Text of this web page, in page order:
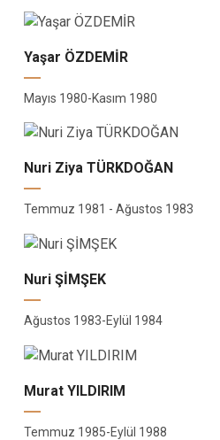
Yaşar ÖZDEMİR
Mayıs 1980-Kasım 1980
Nuri Ziya TÜRKDOĞAN
Temmuz 1981 - Ağustos 1983
Nuri ŞİMŞEK
Ağustos 1983-Eylül 1984
Murat YILDIRIM
Temmuz 1985-Eylül 1988